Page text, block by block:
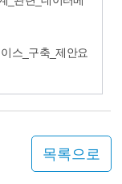
스_구축_제안요
목록으로